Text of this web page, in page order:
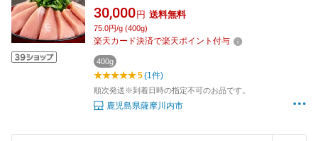
鮪 まぐろ 黒マグロ 黒鮪 養殖 刺身 サク ネギト
ロ ヅケ 鹿児島県 薩摩川内市 送料無料 国産 九
州産 鹿児島産 【2026年1月下旬より順次出荷】
30,000 円 送料無料
75.0円/g (400g)
楽天カード決済で楽天ポイント付与
400g
5(1件)
順次発送※到着日時の指定不可のお品です。
鹿児島県薩摩川内市